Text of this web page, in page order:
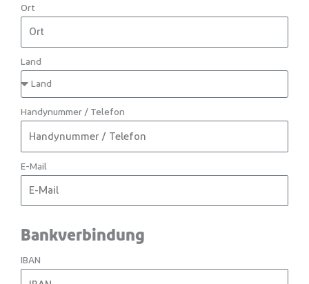
Ort
Land
Handynummer / Telefon
E-Mail
Bankverbindung
IBAN